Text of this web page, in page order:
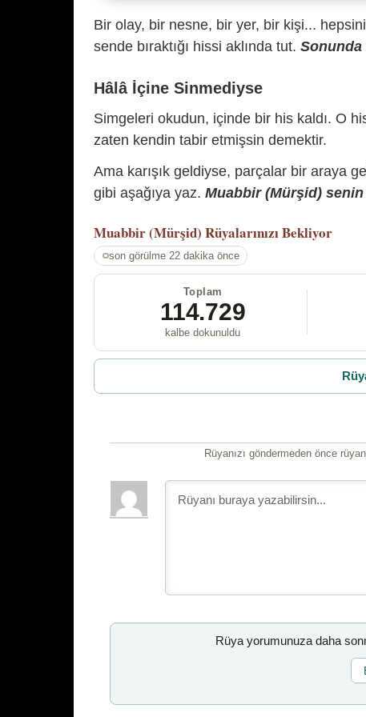
Bir olay, bir nesne, bir yer, bir kişi...
sende bıraktığı hissi aklında tut. Sonunda
Hâlâ İçine Sinmediyse
Simgeleri okudun, içinde bir his kaldı. O
zaten kendin tabir etmişsin demektir.
Ama karışık geldiyse, parçalar bir araya
gibi aşağıya yaz. Muabbir (Mürşid)
Muabbir (Mürşid) Rüyalarınızı Bekliyor
son görülme 22 dakika önce
Toplam
114.729
kalbe dokunuldu
Rüyanızı göndermeden önce
Rüya yorumunuza daha